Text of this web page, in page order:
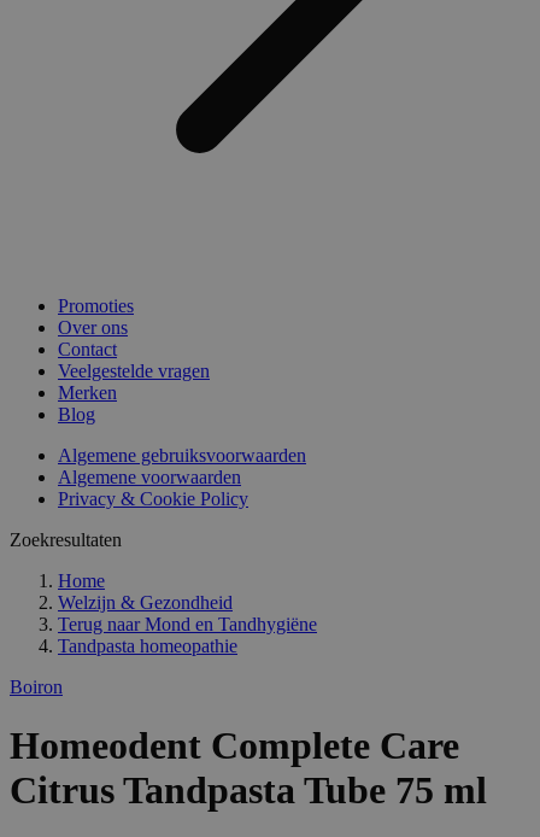
Promoties
Over ons
Contact
Veelgestelde vragen
Merken
Blog
Algemene gebruiksvoorwaarden
Algemene voorwaarden
Privacy & Cookie Policy
Zoekresultaten
Home
Welzijn & Gezondheid
Terug naar Mond en Tandhygiëne
Tandpasta homeopathie
Boiron
Homeodent Complete Care
Citrus Tandpasta Tube 75 ml